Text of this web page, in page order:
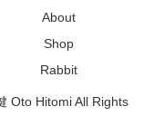
About
Shop
Rabbit
Oto Hitomi All Rights